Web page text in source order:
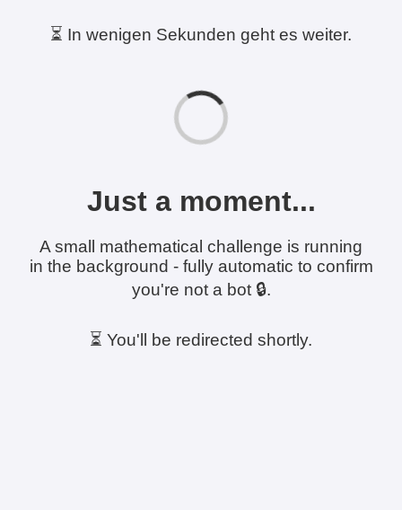
⏳ In wenigen Sekunden geht es weiter.
Just a moment...
A small mathematical challenge is running
in the background - fully automatic to confirm
you're not a bot 🔒.
⏳ You'll be redirected shortly.